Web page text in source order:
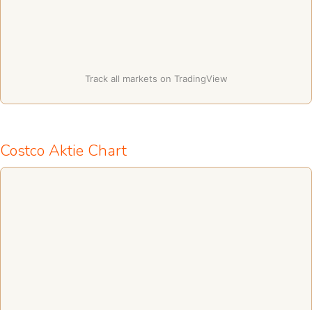
Track all markets on TradingView
Costco Aktie Chart